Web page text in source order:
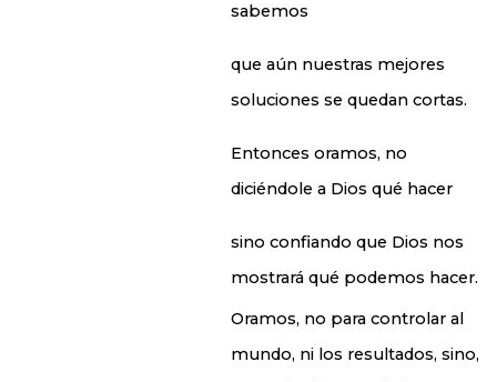
sabemos
que aún nuestras mejores
soluciones se quedan cortas.
Entonces oramos, no
diciéndole a Dios qué hacer
sino confiando que Dios nos
mostrará qué podemos hacer.
Oramos, no para controlar al
mundo, ni los resultados, sino,